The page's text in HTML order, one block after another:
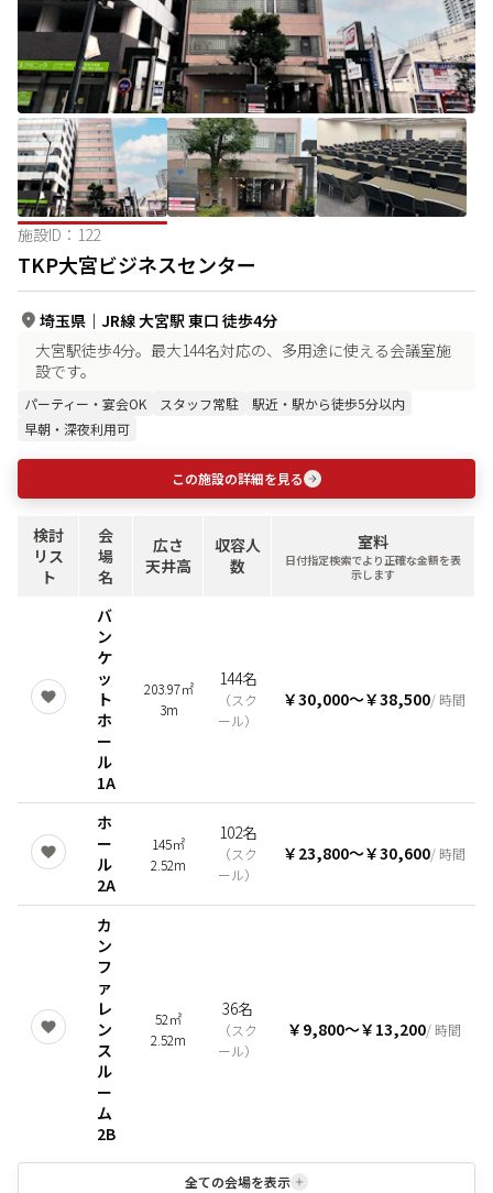
施設ID： 122
TKP大宮ビジネスセンター
埼玉県 ｜ JR線 大宮駅 東口 徒歩4分
大宮駅徒歩4分。最大144名対応の、多用途に使える会議室施
設です。
パーティー・宴会OK スタッフ常駐
駅近・駅から徒歩5分以内
早朝・深夜利用可
この施設の詳細を見る
検討
リス
ト
会
場
名
広さ
天井高
収容人
数
室料
日付指定検索でより正確な金額を表
示します
バ
ン
ケ
ッ
ト
ホ
ー
ル
1A
203.97㎡
3m
144名
（スク
ール）
￥30,000〜￥38,500/ 時間
ホ
ー
ル
2A
145㎡
2.52m
102名
（スク
ール）
￥23,800〜￥30,600/ 時間
カ
ン
フ
ァ
レ
ン
ス
ル
ー
ム
2B
52㎡
2.52m
36名
（スク
ール）
￥9,800〜￥13,200/ 時間
全ての会場を表示